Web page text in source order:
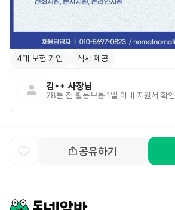
4대 보험 가입 식사 제공
김** 사장님
28분 전 활동보통 1일 이내 지원서 확인
공유하기